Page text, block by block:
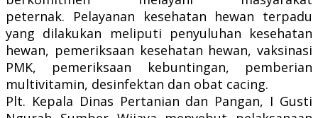
peternak. Pelayanan kesehatan hewan terpadu
yang dilakukan meliputi penyuluhan kesehatan
hewan, pemeriksaan kesehatan hewan, vaksinasi
PMK, pemeriksaan kebuntingan, pemberian
multivitamin, desinfektan dan obat cacing.
Plt. Kepala Dinas Pertanian dan Pangan, I Gusti